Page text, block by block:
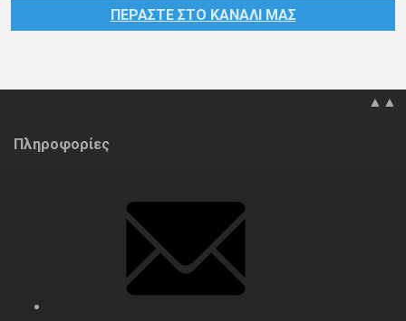
Follow us in...
Follow us at…
ΠΕΡΑΣΤΕ ΣΤΟ ΚΑΝΑΛΙ ΜΑΣ
▲▲
Πληροφορίες